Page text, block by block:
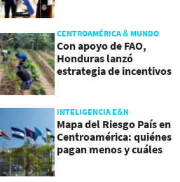
CENTROAMÉRICA & MUNDO
Con apoyo de FAO,
Honduras lanzó
estrategia de incentivos
INTELIGENCIA E&N
Mapa del Riesgo País en
Centroamérica: quiénes
pagan menos y cuáles